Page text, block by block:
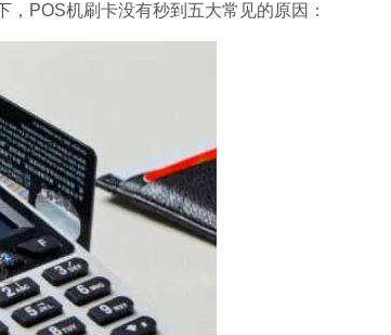
POS机刷卡没有秒到五大常见的原因：